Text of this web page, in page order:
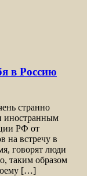
в Россию
странно
иностранным
РФ от
на встречу в
говорят люди
таким образом
[…]